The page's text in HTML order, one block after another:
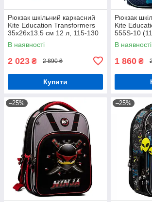
Рюкзак шкільний каркасний
Kite Education Transformers
35x26x13.5 см 12 л, 115-130
см (TF24-555S)
В наявності
2 023 ₴ 2 890 ₴
Купити
Рюкзак
Kite
555S-10
В наявності
1 860 ₴
–25% –25%